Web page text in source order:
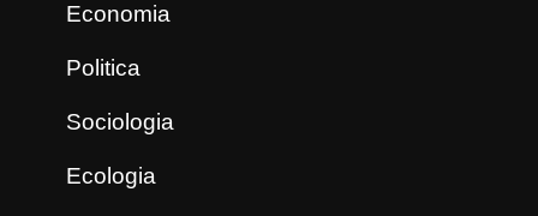
Economia
Politica
Sociologia
Ecologia